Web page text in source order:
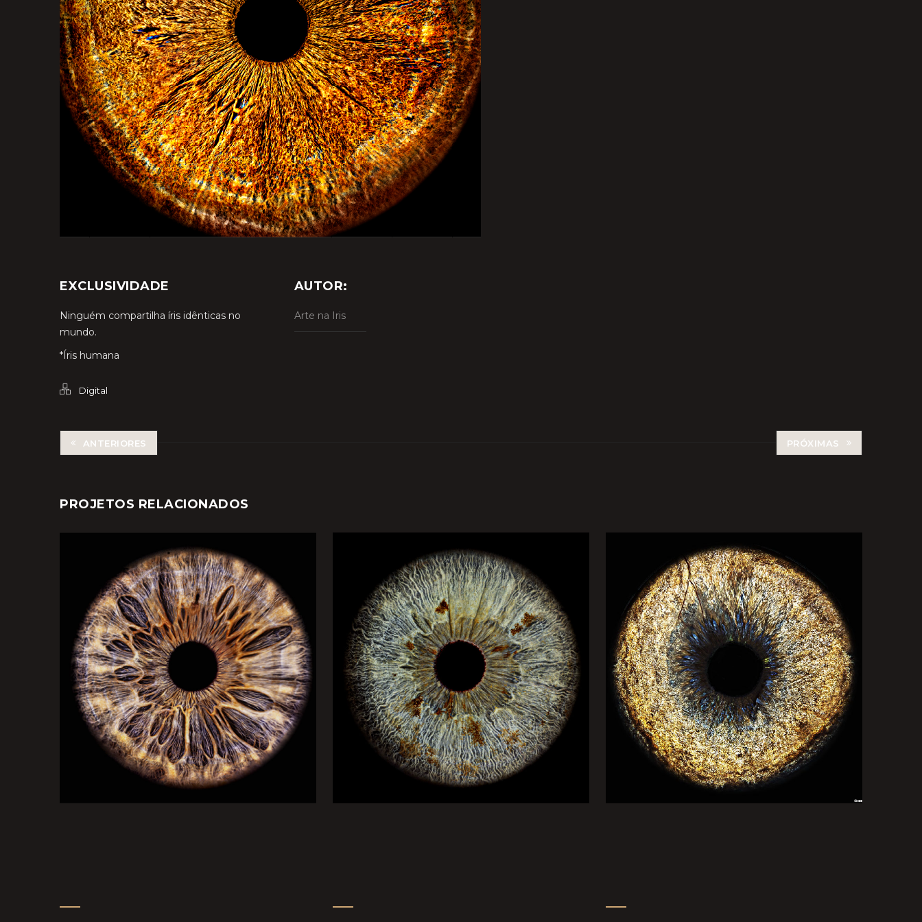
EXCLUSIVIDADE
Ninguém compartilha íris idênticas no
mundo.
*Íris humana
Digital
AUTOR:
Arte na Iris
ANTERIORES PRÓXIMAS
PROJETOS RELACIONADOS